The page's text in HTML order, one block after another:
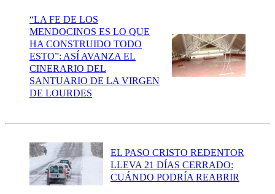
“LA FE DE LOS
MENDOCINOS ES LO QUE
HA CONSTRUIDO TODO
ESTO”: ASÍ AVANZA EL
CINERARIO DEL
SANTUARIO DE LA VIRGEN
DE LOURDES
EL PASO CRISTO REDENTOR
LLEVA 21 DÍAS CERRADO:
CUÁNDO PODRÍA REABRIR